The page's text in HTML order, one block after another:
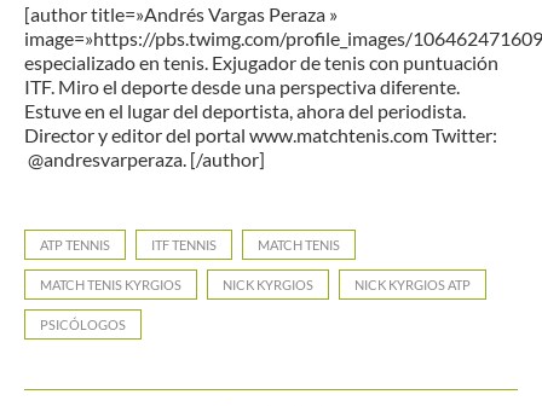
[author title=»Andrés Vargas Peraza »
image=»https://pbs.twimg.com/profile_images/
especializado en tenis. Exjugador de tenis con puntuación
ITF. Miro el deporte desde una perspectiva diferente.
Estuve en el lugar del deportista, ahora del periodista.
Director y editor del portal www.matchtenis.com Twitter:
@andresvarperaza. [/author]
ATP TENNIS ITF TENNIS MATCH TENIS
MATCH TENIS KYRGIOS NICK KYRGIOS NICK KYRGIOS ATP
PSICÓLOGOS